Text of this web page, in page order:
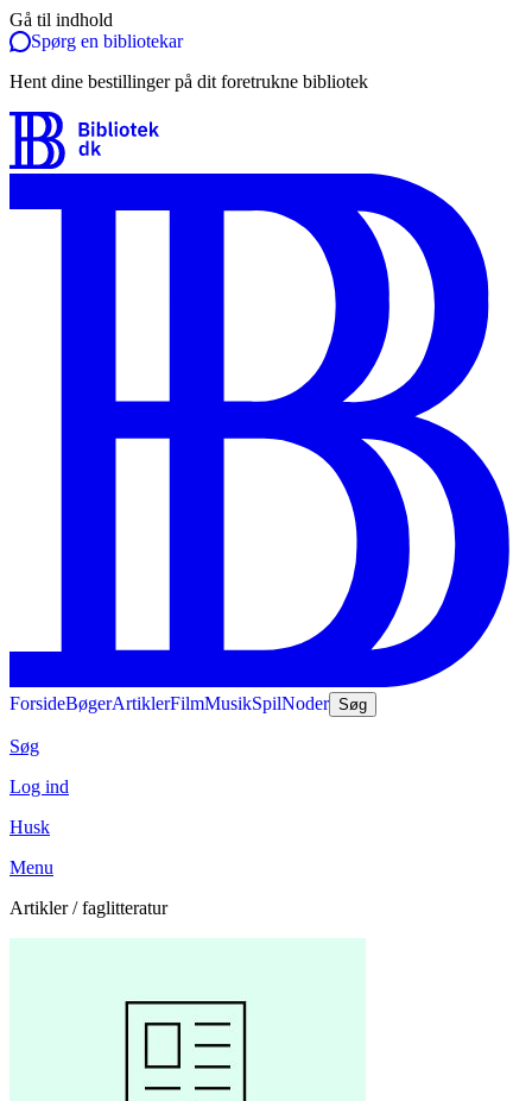
Gå til indhold
Spørg en bibliotekar
Hent dine bestillinger på dit foretrukne bibliotek
ForsideBøgerArtiklerFilmMusikSpilNoder Søg
Søg
Log ind
Husk
Menu
Artikler / faglitteratur